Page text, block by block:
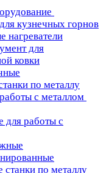
кузнечных горнов
нагреватели
для
ковки
по металлу
с металлом
для работы с
станки по металлу